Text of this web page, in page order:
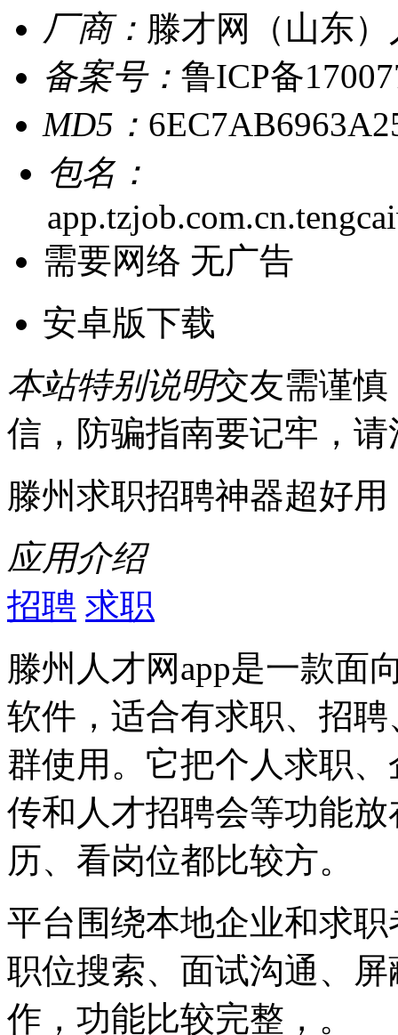
厂商： 滕才网（山东
备案号： 鲁ICP备
MD5：
包名：
需要网络 无广告
安卓版下载
本站特别说明交友需谨
信，防骗指南要记牢，
滕州求职招聘神器超好用
应用介绍
招聘 求职
滕州人才网app是一款面
软件，适合有求职、招
群使用。它把个人求职
传和人才招聘会等功能
历、看岗位都比较方。
平台围绕本地企业和求
职位搜索、面试沟通、
作，功能比较完整，。